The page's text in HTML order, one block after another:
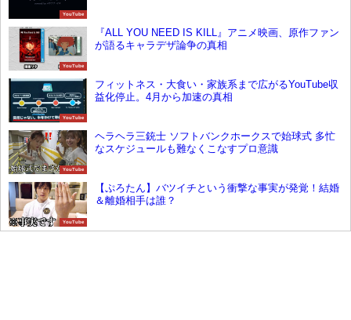
YouTube
YouTube
『ALL YOU NEED IS KILL』アニメ映画、原作ファン
が語るキャラデザ論争の真相
YouTube
フィットネス・大食い・家族系まで広がるYouTube収
益化停止。4月から加速の真相
YouTube
ヘラヘラ三銃士 ソフトバンクホークスで始球式 多忙
なスケジュールも難なくこなすプロ意識
YouTube
【ぷろたん】バツイチという衝撃な事実が発覚！結婚
＆離婚相手は誰？